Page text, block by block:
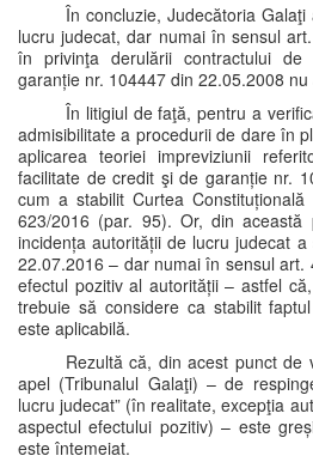
În concluzie, Judecătoria
lucru judecat, dar numai în sensul
în privinţa derulării contractului
garanție nr. 104447 din 22.05.2008
În litigiul de faţă, pentru a
admisibilitate a procedurii de dare în
aplicarea teoriei impreviziunii
facilitate de credit şi de garanție nr.
cum a stabilit Curtea
623/2016 (par. 95). Or, din această
incidența autorității de lucru judecat
22.07.2016 – dar numai în sensul art.
efectul pozitiv al autorității – astfel
trebuie să considere ca stabilit
este aplicabilă.
Rezultă că, din acest punct de
apel (Tribunalul Galaţi) – de
lucru judecat” (în realitate, excepţia
aspectul efectului pozitiv) – este
este întemeiat.